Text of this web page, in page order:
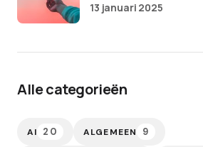
13 januari 2025
Alle categorieën
AI 20 ALGEMEEN 9